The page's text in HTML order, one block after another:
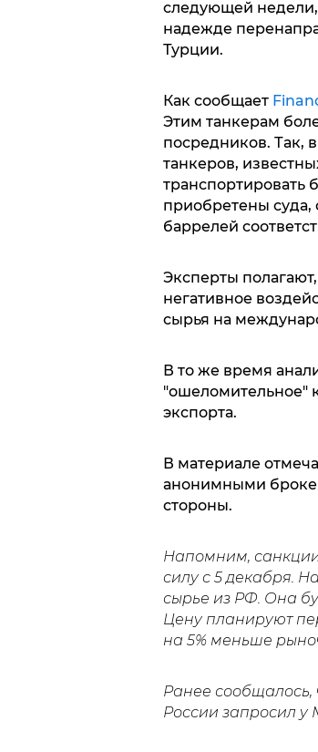
следующей недели,
надежде
Турции.
Как сообщает
Этим танкерам
посредников. Так,
танкеров,
транспортировать
приобретены суда,
баррелей
Эксперты
негативное
сырья на
В то же время
"ошеломительное"
экспорта.
В материале
анонимными
стороны.
Напомним, санкции
силу с 5 декабря.
сырье из РФ. Она
Цену планируют
на 5% меньше
Ранее сообщалось,
России запросил